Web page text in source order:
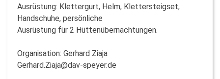
Ausrüstung: Klettergurt, Helm, Klettersteigset,
Handschuhe, persönliche
Ausrüstung für 2 Hüttenübernachtungen.
Organisation: Gerhard Ziaja
Gerhard.Ziaja@dav-speyer.de